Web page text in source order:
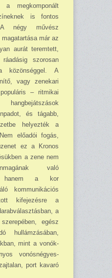
a megkomponált
is fontos
négy művész
már az
aurát teremtett,
szorosan
közönséggel. A
vagy zenekari
– ritmikai
és tágabb,
helyezték a
előadói fogás,
ez a Kronos
a zene nem
való
hanem a kor
kommu­ni­kációs
kifejezésre a
a
egész
hullámzásában,
mint a vonók­
vonósnégyes-
port kavaró